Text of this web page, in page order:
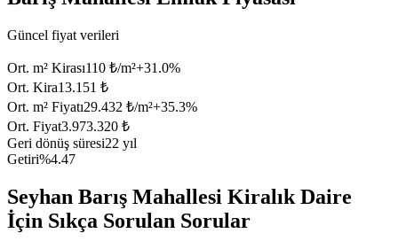
Güncel fiyat verileri
Ort. m² Kirası110 ₺/m²+31.0%
Ort. Kira13.151 ₺
Ort. m² Fiyatı29.432 ₺/m²+35.3%
Ort. Fiyat3.973.320 ₺
Geri dönüş süresi22 yıl
Getiri%4.47
Seyhan Barış Mahallesi Kiralık Daire
İçin Sıkça Sorulan Sorular